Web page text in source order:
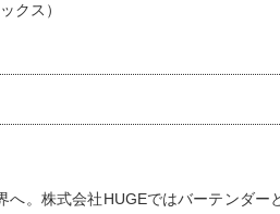
クス）
。株式会社HUGEではバーテンダー